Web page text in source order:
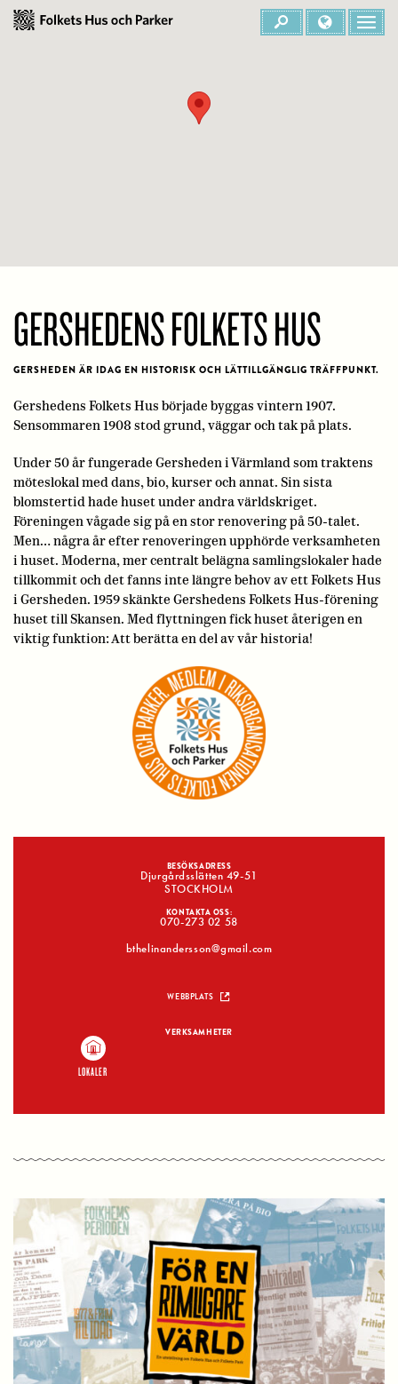
GERSHEDENS FOLKETS HUS
GERSHEDEN ÄR IDAG EN HISTORISK OCH LÄTTILLGÄNGLIG TRÄFFPUNKT.
Gershedens Folkets Hus började byggas vintern 1907.
Sensommaren 1908 stod grund, väggar och tak på plats.
Under 50 år fungerade Gersheden i Värmland som traktens
möteslokal med dans, bio, kurser och annat. Sin sista
blomstertid hade huset under andra världskriget.
Föreningen vågade sig på en stor renovering på 50-talet.
Men… några år efter renoveringen upphörde verksamheten
i huset. Moderna, mer centralt belägna samlingslokaler hade
tillkommit och det fanns inte längre behov av ett Folkets Hus
i Gersheden. 1959 skänkte Gershedens Folkets Hus-förening
huset till Skansen. Med flyttningen fick huset återigen en
viktig funktion: Att berätta en del av vår historia!
BESÖKSADRESS
Djurgårdsslätten 49-51
STOCKHOLM
KONTAKTA OSS:
070-273 02 58
bthelinandersson@gmail.com
WEBBPLATS
VERKSAMHETER
LOKALER